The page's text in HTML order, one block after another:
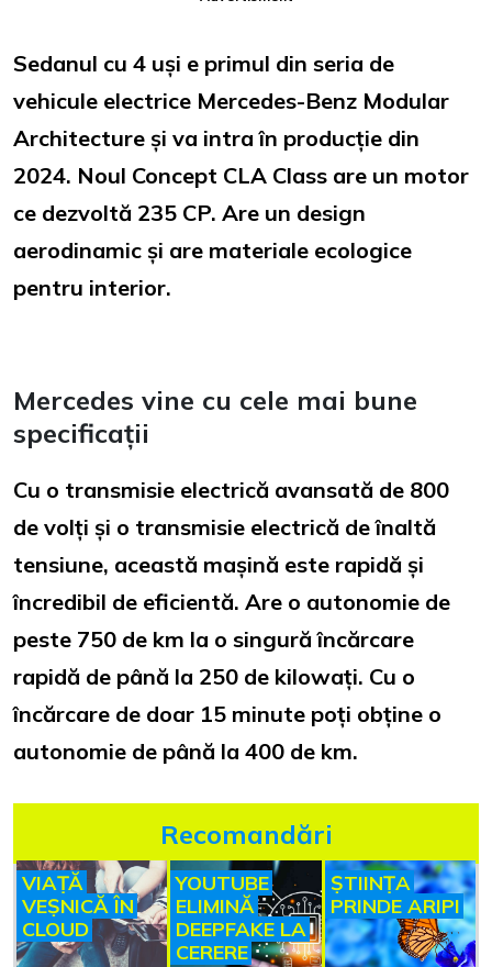
Sedanul cu 4 uși e primul din seria de
vehicule electrice Mercedes-Benz Modular
Architecture și va intra în producție din
2024. Noul Concept CLA Class are un motor
ce dezvoltă 235 CP. Are un design
aerodinamic și are materiale ecologice
pentru interior.
Mercedes vine cu cele mai bune
specificații
Cu o transmisie electrică avansată de 800
de volți și o transmisie electrică de înaltă
tensiune, această mașină este rapidă și
încredibil de eficientă. Are o autonomie de
peste 750 de km la o singură încărcare
rapidă de până la 250 de kilowați. Cu o
încărcare de doar 15 minute poți obține o
autonomie de până la 400 de km.
Recomandări
VIAȚĂ
VEȘNICĂ ÎN
CLOUD
YOUTUBE
ELIMINĂ
DEEPFAKE LA
CERERE
ȘTIINȚA
PRINDE ARIPI